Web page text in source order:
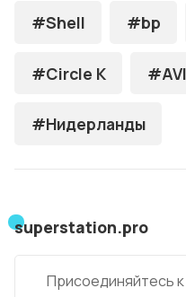
#Shell #bp
#Circle K
#Нидерланды
superstation.pro
Присоединяйтесь